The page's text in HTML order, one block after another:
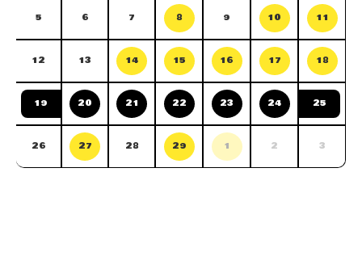
5 6 7 8 9 10 11
12 13 14 15 16 17 18
19 20 21 22 23 24 25
26 27 28 29 1 2 3